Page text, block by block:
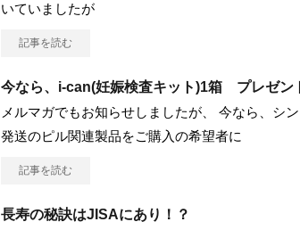
いていましたが
記事を読む
今なら、i-can(妊娠検査キット)1箱 プレゼン
メルマガでもお知らせしましたが、 今なら、シ
発送のピル関連製品をご購入の希望者に
記事を読む
長寿の秘訣はJISAにあり！？